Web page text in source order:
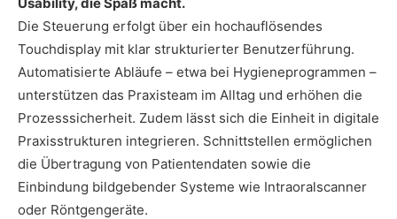
Die Steuerung erfolgt über ein hochauflösendes
Touchdisplay mit klar strukturierter Benutzerführung.
Automatisierte Abläufe – etwa bei Hygieneprogrammen –
unterstützen das Praxisteam im Alltag und erhöhen die
Prozesssicherheit. Zudem lässt sich die Einheit in digitale
Praxisstrukturen integrieren. Schnittstellen ermöglichen
die Übertragung von Patientendaten sowie die
Einbindung bildgebender Systeme wie Intraoralscanner
oder Röntgengeräte.